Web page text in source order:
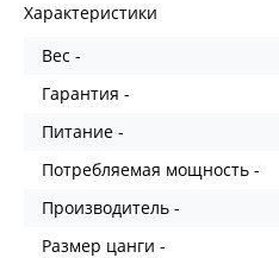
Характеристики
Вес -
Гарантия -
Питание -
Потребляемая мощность -
Производитель -
Размер цанги -